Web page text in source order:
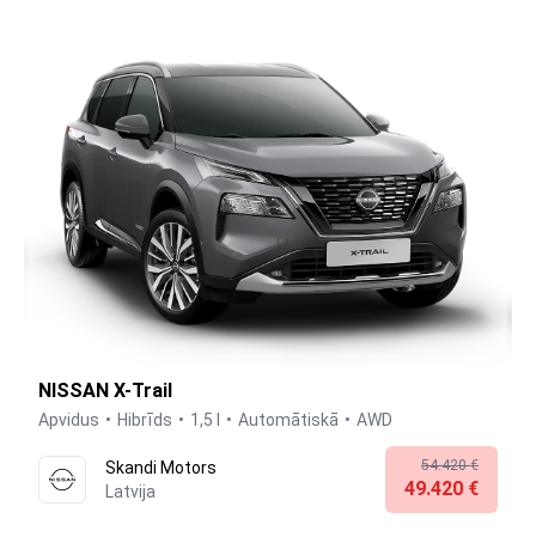
NISSAN X-Trail
Apvidus Hibrīds 1,5 l Automātiskā AWD
Skandi Motors
Latvija
54.420 €
49.420 €